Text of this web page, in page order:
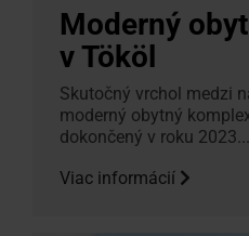
Moderný
v Tököl
Skutočný vrchol medzi
moderný obytný
dokončený v roku 2023...
Viac informácií